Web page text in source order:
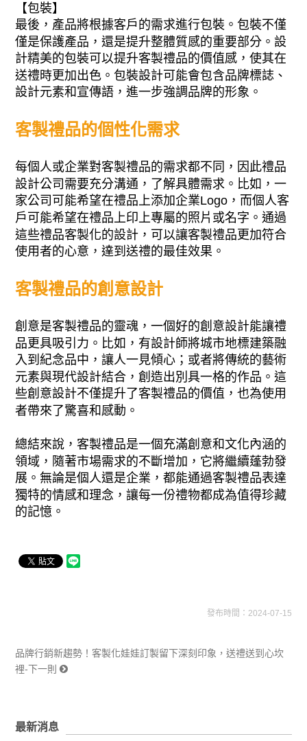
【包裝】
最後，產品將根據客戶的需求進行包裝。包裝不僅
僅是保護產品，還是提升整體質感的重要部分。設
計精美的包裝可以提升客製禮品的價值感，使其在
送禮時更加出色。包裝設計可能會包含品牌標誌、
設計元素和宣傳語，進一步強調品牌的形象。
客製禮品的個性化需求
每個人或企業對客製禮品的需求都不同，因此禮品
設計公司需要充分溝通，了解具體需求。比如，一
家公司可能希望在禮品上添加企業Logo，而個人客
戶可能希望在禮品上印上專屬的照片或名字。通過
這些禮品客製化的設計，可以讓客製禮品更加符合
使用者的心意，達到送禮的最佳效果。
客製禮品的創意設計
創意是客製禮品的靈魂，一個好的創意設計能讓禮
品更具吸引力。比如，有設計師將城市地標建築融
入到紀念品中，讓人一見傾心；或者將傳統的藝術
元素與現代設計結合，創造出別具一格的作品。這
些創意設計不僅提升了客製禮品的價值，也為使用
者帶來了驚喜和感動。
總結來說，客製禮品是一個充滿創意和文化內涵的
領域，隨著市場需求的不斷增加，它將繼續蓬勃發
展。無論是個人還是企業，都能通過客製禮品表達
獨特的情感和理念，讓每一份禮物都成為值得珍藏
的記憶。
發布時間：2024-07-15
品牌行銷新趨勢！客製化娃娃訂製留下深刻印象，送禮送到心坎
裡-下一則
最新消息